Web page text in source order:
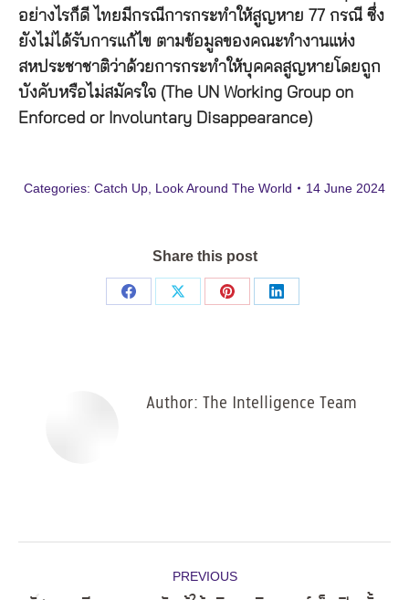
อย่างไรก็ดี ไทยมีกรณีการกระทำให้สูญหาย 77 กรณี ซึ่ง
ยังไม่ได้รับการแก้ไข ตามข้อมูลของคณะทำงานแห่ง
สหประชาชาติว่าด้วยการกระทำให้บุคคลสูญหายโดยถูก
บังคับหรือไม่สมัครใจ (The UN Working Group on
Enforced or Involuntary Disappearance)
Categories: Catch Up Look Around The World 14 June 2024
Share this post
Share
Share
Share
Share
Author: The Intelligence Team
PREVIOUS